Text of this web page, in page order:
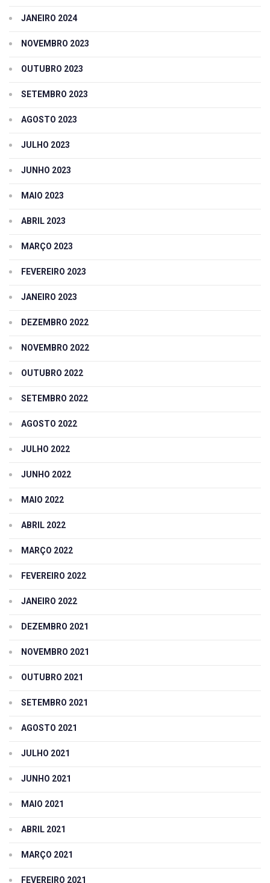
JANEIRO 2024
NOVEMBRO 2023
OUTUBRO 2023
SETEMBRO 2023
AGOSTO 2023
JULHO 2023
JUNHO 2023
MAIO 2023
ABRIL 2023
MARÇO 2023
FEVEREIRO 2023
JANEIRO 2023
DEZEMBRO 2022
NOVEMBRO 2022
OUTUBRO 2022
SETEMBRO 2022
AGOSTO 2022
JULHO 2022
JUNHO 2022
MAIO 2022
ABRIL 2022
MARÇO 2022
FEVEREIRO 2022
JANEIRO 2022
DEZEMBRO 2021
NOVEMBRO 2021
OUTUBRO 2021
SETEMBRO 2021
AGOSTO 2021
JULHO 2021
JUNHO 2021
MAIO 2021
ABRIL 2021
MARÇO 2021
FEVEREIRO 2021